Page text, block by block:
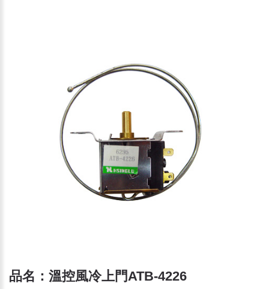
品名：溫控風冷上門ATB-4226